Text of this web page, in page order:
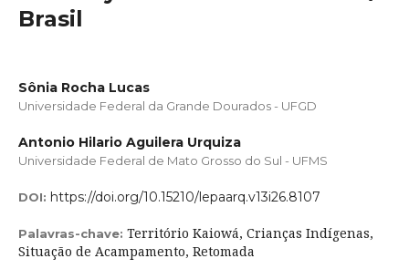
Brasil
Sônia Rocha Lucas
Universidade Federal da Grande Dourados - UFGD
Antonio Hilario Aguilera Urquiza
Universidade Federal de Mato Grosso do Sul - UFMS
DOI: https://doi.org/10.15210/lepaarq.v13i26.8107
Palavras-chave: Território Kaiowá, Crianças Indígenas,
Situação de Acampamento, Retomada